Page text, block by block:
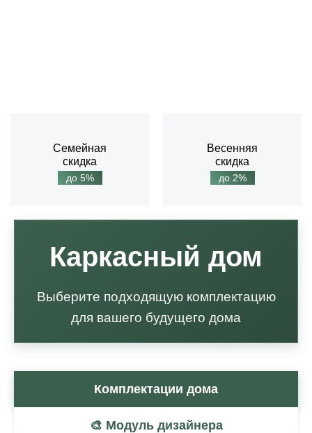
Семейная
скидка
до 5%
Весенняя
скидка
до 2%
Каркасный дом
Выберите подходящую комплектацию
для вашего будущего дома
Комплектации дома
🎨 Модуль дизайнера